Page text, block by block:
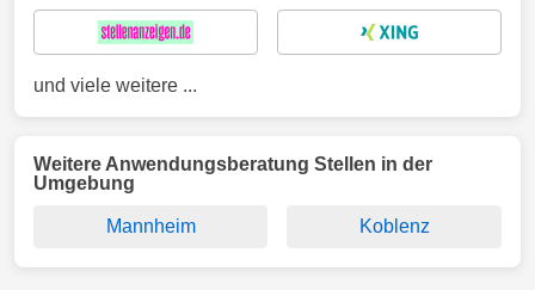
und viele weitere ...
Weitere Anwendungsberatung Stellen in der
Umgebung
Mannheim Koblenz